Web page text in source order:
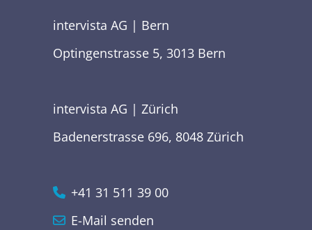
intervista AG | Bern
Optingenstrasse 5, 3013 Bern
intervista AG | Zürich
Badenerstrasse 696, 8048 Zürich
+41 31 511 39 00
E-Mail senden